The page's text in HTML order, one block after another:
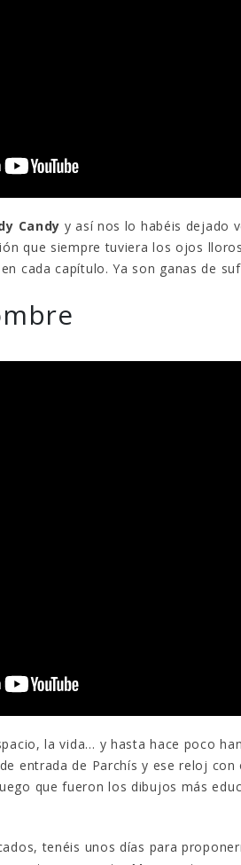
Candy y así nos lo habéis dejado
que siempre tuviera los ojos
cada capítulo. Ya son ganas de
la vida… y hasta hace poco
entrada de Parchís y ese reloj
que fueron los dibujos más
tenéis unos días para